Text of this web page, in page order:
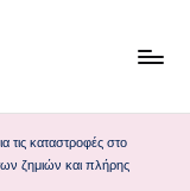
τις καταστροφές στο
ζημιών και πλήρης